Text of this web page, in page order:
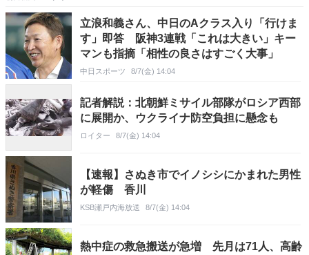
立浪和義さん、中日のAクラス入り「行けま
す」即答 阪神3連戦「これは大きい」キー
マンも指摘「相性の良さはすごく大事」
中日スポーツ 8/7(金) 14:04
記者解説：北朝鮮ミサイル部隊がロシア西部
に展開か、ウクライナ防空負担に懸念も
ロイター 8/7(金) 14:04
【速報】さぬき市でイノシシにかまれた男性
が軽傷 香川
KSB瀬戸内海放送 8/7(金) 14:04
熱中症の救急搬送が急増 先月は71人、高齢